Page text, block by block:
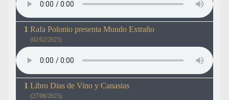
Rafa Polonio presenta Mundo Extraño
(02/02/2025)
Libro Dias de Vino y Canastas
(27/06/2025)